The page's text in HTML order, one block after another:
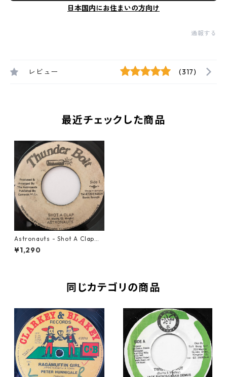
日本国内にお住まいの方向け
通報する
レビュー (317)
最近チェックした商品
Astronauts - Shot A Clap【7
-20635】
¥1,290
同じカテゴリの商品